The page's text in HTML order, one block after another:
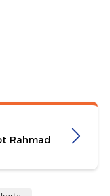
Rahmad